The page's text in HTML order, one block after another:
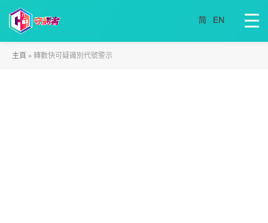
主頁 »轉數快可疑識別代號警示